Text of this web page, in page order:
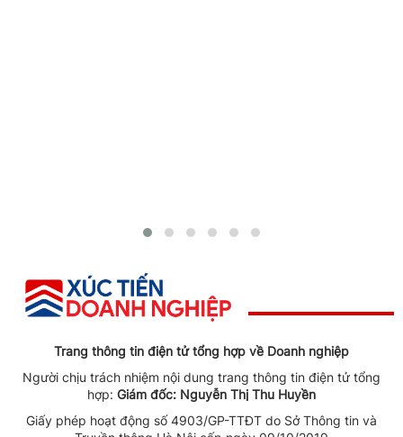
Trang thông tin điện tử tổng hợp về Doanh nghiệp
Người chịu trách nhiệm nội dung trang thông tin điện tử tổng
hợp: Giám đốc: Nguyễn Thị Thu Huyền
Giấy phép hoạt động số 4903/GP-TTĐT do Sở Thông tin và